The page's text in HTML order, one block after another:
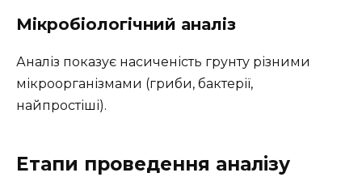
Мікробіологічний аналіз
Аналіз показує насиченість грунту різними
мікроорганізмами (гриби, бактерії,
найпростіші).
Етапи проведення аналізу